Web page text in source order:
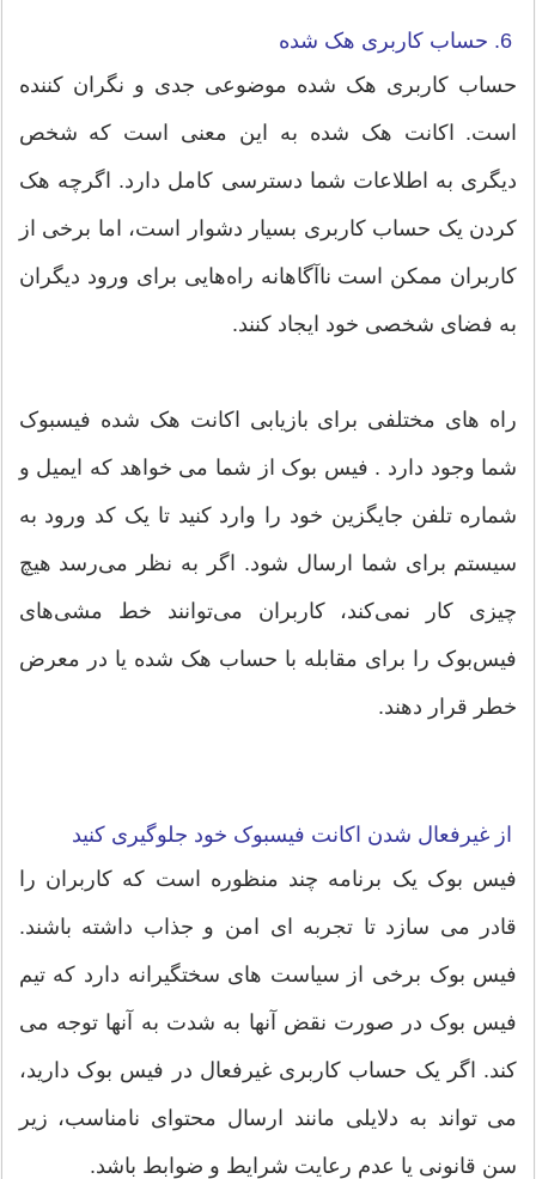
6. حساب کاربری هک شده
حساب کاربری هک شده موضوعی جدی و نگران کننده
است. اکانت هک شده به این معنی است که شخص
دیگری به اطلاعات شما دسترسی کامل دارد. اگرچه هک
کردن یک حساب کاربری بسیار دشوار است، اما برخی از
کاربران ممکن است ناآگاهانه راه‌هایی برای ورود دیگران
به فضای شخصی خود ایجاد کنند.
راه های مختلفی برای بازیابی اکانت هک شده فیسبوک
شما وجود دارد . فیس بوک از شما می خواهد که ایمیل و
شماره تلفن جایگزین خود را وارد کنید تا یک کد ورود به
سیستم برای شما ارسال شود. اگر به نظر می‌رسد هیچ
چیزی کار نمی‌کند، کاربران می‌توانند خط‌ مشی‌های
فیس‌بوک را برای مقابله با حساب هک شده یا در معرض
خطر قرار دهند.
از غیرفعال شدن اکانت فیسبوک خود جلوگیری کنید
فیس بوک یک برنامه چند منظوره است که کاربران را
قادر می سازد تا تجربه ای امن و جذاب داشته باشند.
فیس بوک برخی از سیاست های سختگیرانه دارد که تیم
فیس بوک در صورت نقض آنها به شدت به آنها توجه می
کند. اگر یک حساب کاربری غیرفعال در فیس بوک دارید،
می تواند به دلایلی مانند ارسال محتوای نامناسب، زیر
سن قانونی یا عدم رعایت شرایط و ضوابط باشد.